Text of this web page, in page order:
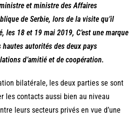
et ministre des Affaires
de Serbie, lors de la visite qu’il
les 18 et 19 mai 2019, C’est une marque
autorités des deux pays
d’amitié et de coopération.
bilatérale, les deux parties se sont
les contacts aussi bien au niveau
leurs secteurs privés en vue d’une